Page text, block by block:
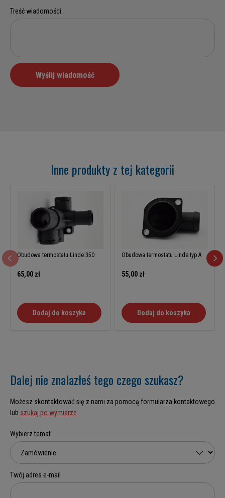
Inne produkty z tej kategorii
Obudowa termostatu Linde 350
65,00 zł
Dodaj do koszyka
Obudowa termostatu Linde typ A
55,00 zł
Dodaj do koszyka
Dalej nie znalazłeś tego czego szukasz?
Możesz skontaktować się z nami za pomocą formularza kontaktowego
lub szukaj po wymiarze